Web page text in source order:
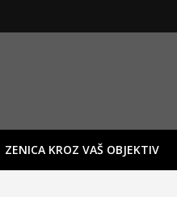
ZENICA KROZ VAŠ OBJEKTIV